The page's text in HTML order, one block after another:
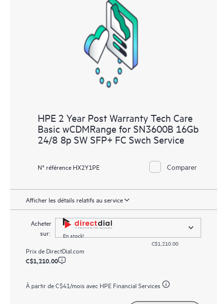
les différents produits installés dans leur environnement et en
comprenant comment ces produits interagissent ensemble. Les
nouveaux outils en libre-service permettent aux Clients
d’effectuer certaines activités sans avoir à ouvrir un incident de
support, tout en fournissant un portail de ressources de
connaissances dûment sélectionnées. Le service HPE Tech Care
donne accès à des ressources HPE qui favoriseront l’excellence
HPE 2 Year Post Warranty Tech Care
Basic wCDMRange for SN3600B 16Gb
24/8 8p SW SFP+ FC Swch Service
N° référence HX2Y1PE Comparer
Afficher les détails relatifs au service
Acheter
sur:
En stock!
C$1,210.00
Prix de DirectDial.com
C$1,210.00
À partir deC$41/mois avec HPE Financial Services